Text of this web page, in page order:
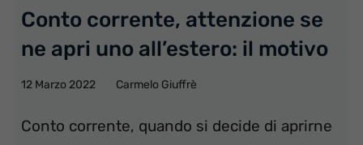
Conto corrente, attenzione se
ne apri uno all’estero: il motivo
12 Marzo 2022 Carmelo Giuffrè
Conto corrente, quando si decide di aprirne